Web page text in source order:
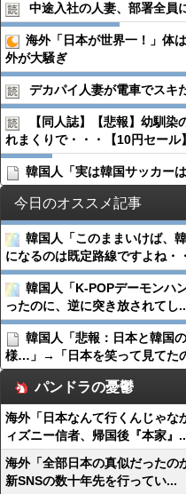
中途入社の人妻、部署全員
海外「日本が世界一！」体
外が大騒ぎ
デカパイ人妻が電車でスキ
【同人誌】【悲報】幼馴
れまくりで・・・【10円セール】
韓国人「実は韓国サッカー
今日のオススメ記事
韓国人「このままいけば、
になるのは既定路線ですよね・
韓国人「K-POPデーモンハ
ったのに、逆に突き放されてし
韓国人「悲報：日本と韓国
様…」→「日本を笑って見てた
パンドラの憂鬱
海外「日本なんて行くんじゃ
ィズニー信者、帰国後『本家』
海外「全部日本の真似だった
新SNSの数十年先を行ってい...